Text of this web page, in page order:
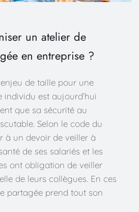
un atelier de
en entreprise ?
enjeu de taille pour une
individu est aujourd’hui
que sa sécurité au
Selon le code du
à un devoir de veiller à
de ses salariés et les
ont obligation de veiller
de leurs collègues. En ces
partagée prend tout son